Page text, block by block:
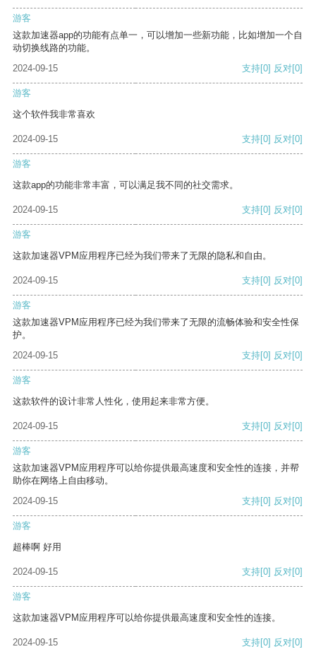
游客
这款加速器app的功能有点单一，可以增加一些新功能，比如增加一个自
动切换线路的功能。
2024-09-15
支持[0] 反对[0]
游客
这个软件我非常喜欢
2024-09-15 支持[0] 反对[0]
游客
这款app的功能非常丰富，可以满足我不同的社交需求。
2024-09-15 支持[0] 反对[0]
游客
这款加速器VPM应用程序已经为我们带来了无限的隐私和自由。
2024-09-15 支持[0] 反对[0]
游客
这款加速器VPM应用程序已经为我们带来了无限的流畅体验和安全性保
护。
2024-09-15
支持[0] 反对[0]
游客
这款软件的设计非常人性化，使用起来非常方便。
2024-09-15 支持[0] 反对[0]
游客
这款加速器VPM应用程序可以给你提供最高速度和安全性的连接，并帮
助你在网络上自由移动。
2024-09-15
支持[0] 反对[0]
游客
超棒啊 好用
2024-09-15 支持[0] 反对[0]
游客
这款加速器VPM应用程序可以给你提供最高速度和安全性的连接。
2024-09-15 支持[0] 反对[0]